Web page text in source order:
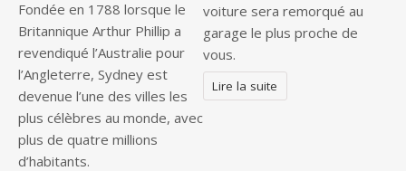
Fondée en 1788 lorsque le
Britannique Arthur Phillip a
revendiqué l’Australie pour
l’Angleterre, Sydney est
devenue l’une des villes les
plus célèbres au monde, avec
plus de quatre millions
d’habitants.
voiture sera remorqué au
garage le plus proche de
vous.
Lire la suite